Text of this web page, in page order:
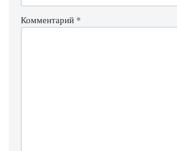
Комментарий *